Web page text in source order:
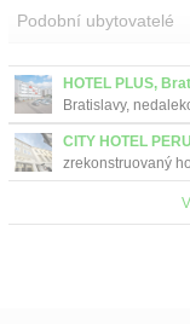
Podobní ubytovatelé
HOTEL PLUS,
Bratislavy,
CITY HOTEL
zrekonstruovaný
části Staré Město,